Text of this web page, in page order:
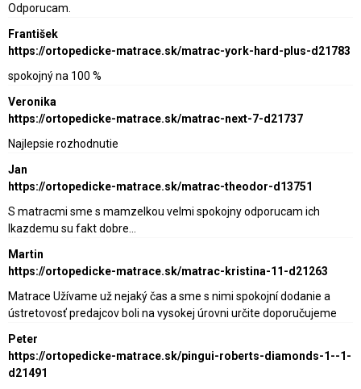
Odporucam.
František
https://ortopedicke-matrace.sk/matrac-york-hard-plus-d21783
spokojný na 100 %
Veronika
https://ortopedicke-matrace.sk/matrac-next-7-d21737
Najlepsie rozhodnutie
Jan
https://ortopedicke-matrace.sk/matrac-theodor-d13751
S matracmi sme s mamzelkou velmi spokojny odporucam ich
lkazdemu su fakt dobre…
Martin
https://ortopedicke-matrace.sk/matrac-kristina-11-d21263
Matrace Užívame už nejaký čas a sme s nimi spokojní dodanie a
ústretovosť predajcov boli na vysokej úrovni určite doporučujeme
Peter
https://ortopedicke-matrace.sk/pingui-roberts-diamonds-1--1-
d21491